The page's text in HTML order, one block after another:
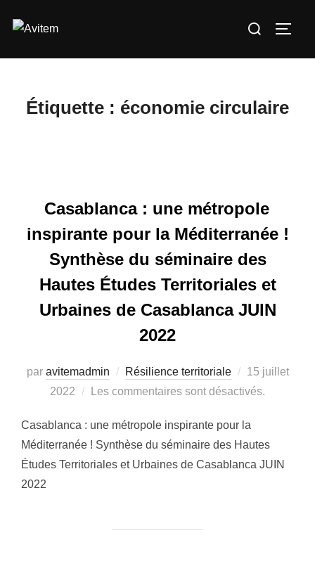
Rechercher :
Étiquette : économie circulaire
Casablanca : une métropole
inspirante pour la Méditerranée !
Synthèse du séminaire des
Hautes Études Territoriales et
Urbaines de Casablanca JUIN
2022
par avitemadmin Résilience territoriale
Publié
le
15 juillet
2022
Les commentaires sont désactivés.
Casablanca : une métropole inspirante pour la
Méditerranée ! Synthèse du séminaire des Hautes
Études Territoriales et Urbaines de Casablanca JUIN
2022